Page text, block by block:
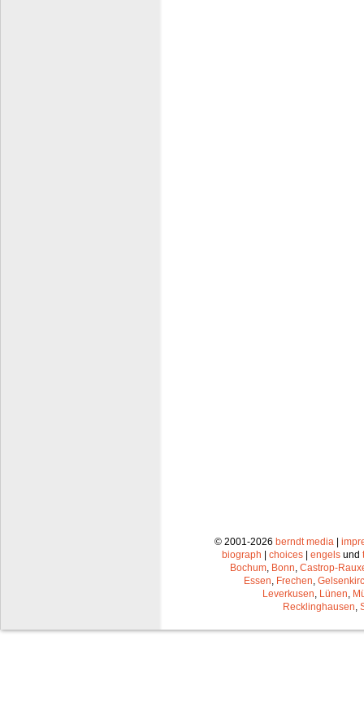
© 2001-2026 berndt media|
biograph
choices engels und
Bochum, Bonn, Castrop-
Essen, Frechen,
Leverkusen, Lünen,
Recklinghausen,